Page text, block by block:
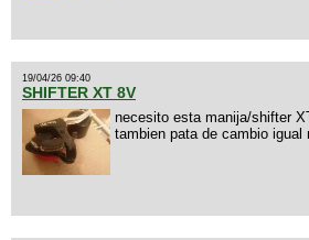
19/04/26 09:40
SHIFTER XT 8V
necesito esta manija/shifter
tambien pata de cambio igual